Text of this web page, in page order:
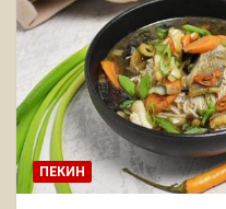
ПЕКИН